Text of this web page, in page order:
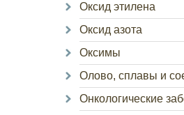
Оксид этилена
Оксид азота
Оксимы
Олово, сплавы и
Онкологические